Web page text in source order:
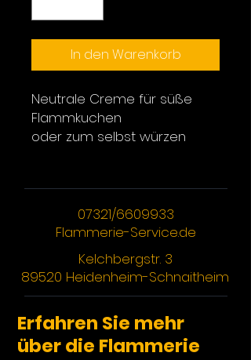
In den Warenkorb
Neutrale Creme für süße
Flammkuchen
oder zum selbst würzen
07321/6609933
Flammerie-Service.de
Kelchbergstr. 3
89520 Heidenheim-Schnaitheim
Erfahren Sie mehr
über die Flammerie